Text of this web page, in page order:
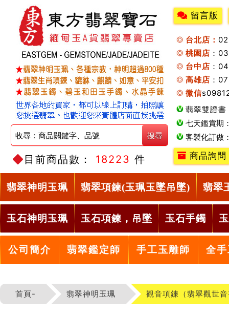
目前商品數： 18223 件
留言版
台北店：
桃園店 ：
台中店 ：
高雄店 ：
微信
翡翠雙證書
七天鑑賞期
客製化訂做
商品詢問
翡翠神明玉珮 翡翠項鍊(玉珮玉墜吊墜) 翡翠
玉石神明玉珮 玉石項鍊，吊墜 玉石手鐲
公司簡介 翡翠鑑定師 手工玉雕師 全
首頁- 翡翠神明玉珮 觀音項鍊（翡翠觀世